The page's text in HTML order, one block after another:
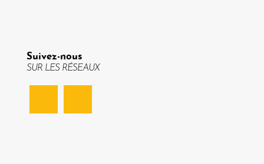
Suivez-nous
SUR LES RÉSEAUX